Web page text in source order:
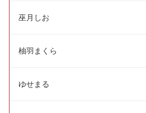
巫月しお
柚羽まくら
ゆせまる